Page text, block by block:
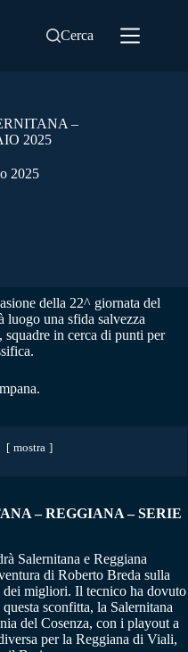
Cerca
–
2025
2025
della 22^ giornata del
luogo una sfida salvezza
squadre in cerca di punti per
mostra
– REGGIANA–SERIE
Salernitana e Reggiana
di Roberto Breda sulla
dei migliori. Il tecnico ha dovuto
sconfitta, la Salernitana
del Cosenza, con i playout a
per la Reggiana di Viali,